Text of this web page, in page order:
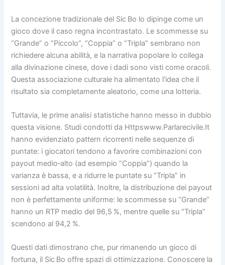
La concezione tradizionale del Sic Bo lo dipinge come un
gioco dove il caso regna incontrastato. Le scommesse su
“Grande” o “Piccolo”, “Coppia” o “Tripla” sembrano non
richiedere alcuna abilità, e la narrativa popolare lo collega
alla divinazione cinese, dove i dadi sono visti come oracoli.
Questa associazione culturale ha alimentato l’idea che il
risultato sia completamente aleatorio, come una lotteria.
Tuttavia, le prime analisi statistiche hanno messo in dubbio
questa visione. Studi condotti da Httpswww.Parlarecivile.It
hanno evidenziato pattern ricorrenti nelle sequenze di
puntate: i giocatori tendono a favorire combinazioni con
payout medio‑alto (ad esempio “Coppia”) quando la
varianza è bassa, e a ridurre le puntate su “Tripla” in
sessioni ad alta volatilità. Inoltre, la distribuzione dei payout
non è perfettamente uniforme: le scommesse su “Grande”
hanno un RTP medio del 96,5 %, mentre quelle su “Tripla”
scendono al 94,2 %.
Questi dati dimostrano che, pur rimanendo un gioco di
fortuna, il Sic Bo offre spazi di ottimizzazione. Conoscere la